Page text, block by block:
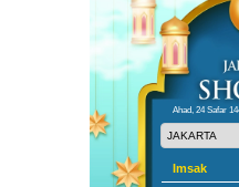
Ahad, 24 Safar
Imsak